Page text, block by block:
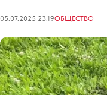
05.07.2025 23:19ОБЩЕСТВО